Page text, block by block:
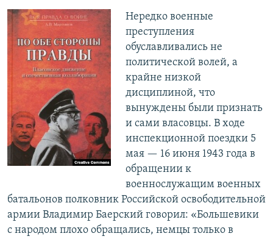
Нередко военные
преступления
обуславливались не
политической волей, а
крайне низкой
дисциплиной, что
вынуждены были признать
и сами власовцы. В ходе
инспекционной поездки 5
мая — 16 июня 1943 года в
обращении к
военнослужащим военных
батальонов полковник Российской освободительной
армии Владимир Баерский говорил: «Большевики
с народом плохо обращались, немцы только в